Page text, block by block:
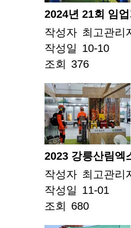
2024년 21회 임
작성자 최고관리
작성일 10-10
조회 376
2023 강릉산림엑
작성자 최고관리
작성일 11-01
조회 680